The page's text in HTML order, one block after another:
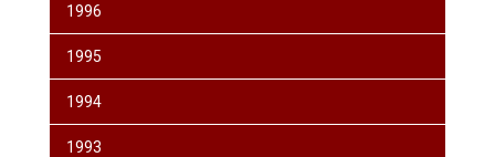
1996
1995
1994
1993